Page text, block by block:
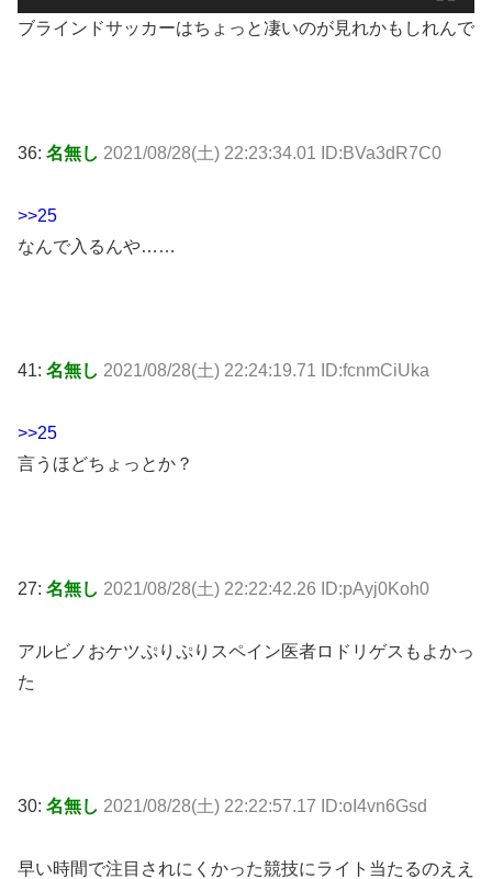
ブラインドサッカーはちょっと凄いのが見れかもしれんで
36: 名無し 2021/08/28(土) 22:23:34.01 ID:BVa3dR7C0
>>25
なんで入るんや……
41: 名無し 2021/08/28(土) 22:24:19.71 ID:fcnmCiUka
>>25
言うほどちょっとか？
27: 名無し 2021/08/28(土) 22:22:42.26 ID:pAyj0Koh0
アルビノおケツぷりぷりスペイン医者ロドリゲスもよかっ
た
30: 名無し 2021/08/28(土) 22:22:57.17 ID:oI4vn6Gsd
早い時間で注目されにくかった競技にライト当たるのええ